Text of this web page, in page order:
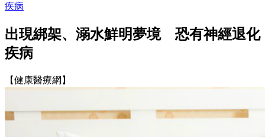
疾病
出現綁架、溺水鮮明夢境 恐有神經退化
疾病
【健康醫療網】